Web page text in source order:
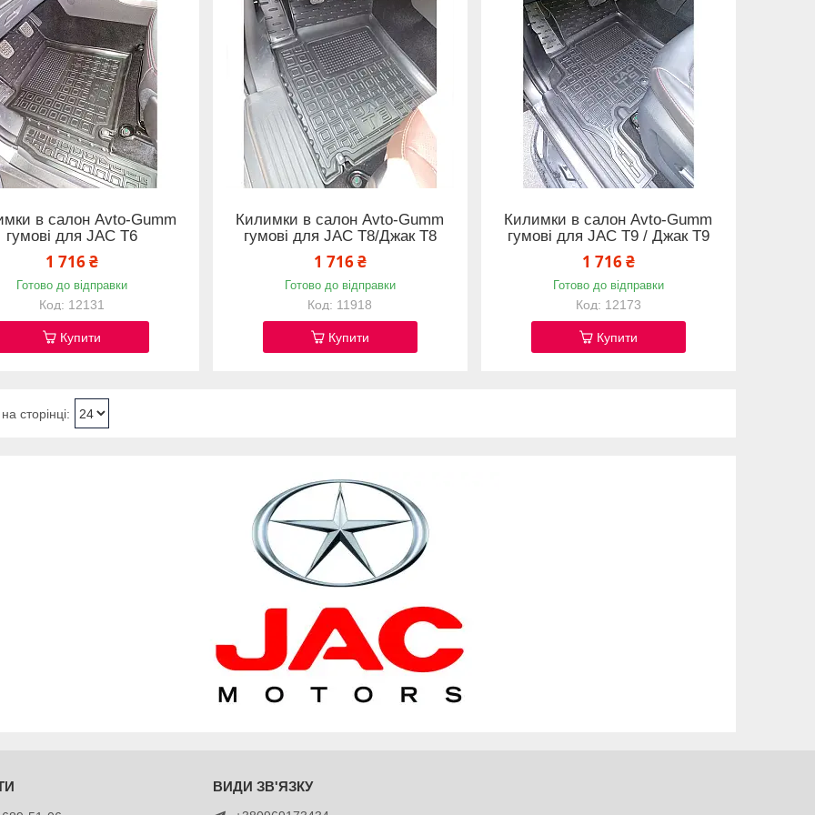
в салон Avto-Gumm
гумові для JAC T6
1 716 ₴
Готово до відправки
12131
Купити
Килимки в салон Avto-Gumm
гумові для JAC T8/Джак Т8
1 716 ₴
Готово до відправки
11918
Купити
Килимки в салон Avto-Gumm
гумові для JAC T9 / Джак Т9
1 716 ₴
Готово до відправки
12173
Купити